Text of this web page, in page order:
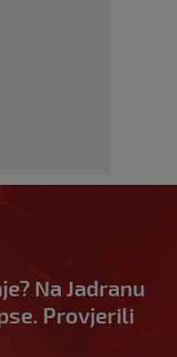
Na Jadranu
Provjerili